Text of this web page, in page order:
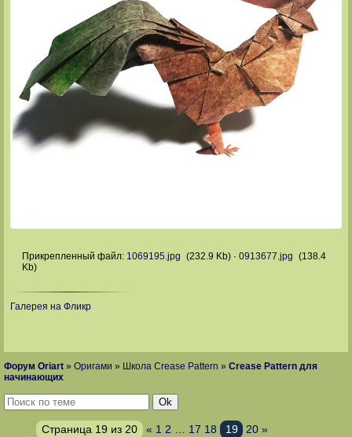
Прикрепленный файл: 1069195.jpg (232.9 Kb) · 0913677.jpg (138.4
Kb)
Галерея на Фликр
Форум Oriart » Оригами » Школа Crease Pattern » Crease Pattern для
начинающих
Страница 19из 20 « 1 2 … 17 18 19 20 »